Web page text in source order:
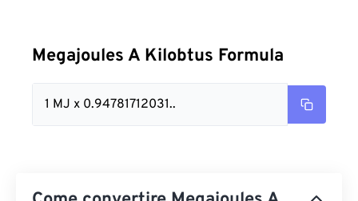
Megajoules A Kilobtus Formula
1 MJ x 0.94781712031..